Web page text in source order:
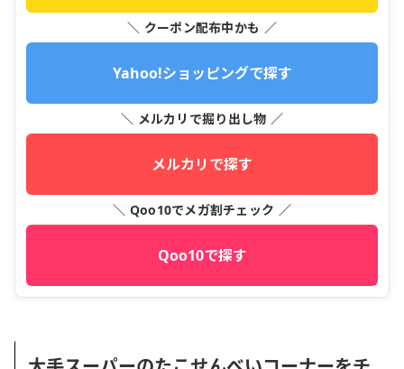
＼ クーポン配布中かも ／
Yahoo!ショッピングで探す
＼ メルカリで掘り出し物 ／
メルカリで探す
＼ Qoo10でメガ割チェック ／
Qoo10で探す